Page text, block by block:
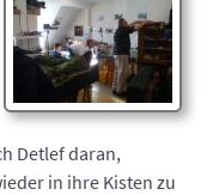
Detlef daran,
in ihre Kisten zu